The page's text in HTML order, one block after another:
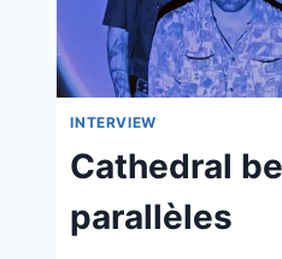
INTERVIEW
Cathedral
parallèles